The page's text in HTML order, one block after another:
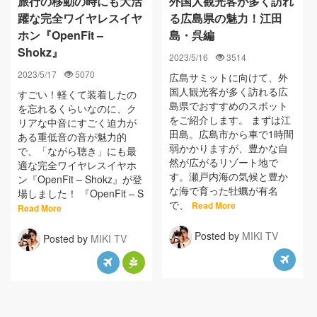
躍な完全ワイヤレスイヤ
ホン『OpenFit –
Shokz』
2023/5/17 5070
すごい！軽くて装着したの
を忘れるくらいなのに、ク
リアな中音にすごく迫力が
ある重低音の音が魅力的
で、「ながら聴き」にも最
適な完全ワイヤレスイヤホ
ン『OpenFit – Shokz』が登
場しました！ 『OpenFit – S
Read More
Posted by MIKI TV
る広島県の魅力！江田
島・呉編
2023/5/16 3514
広島サミットに向けて、外
国人観光客が多く訪れる広
島県でおすすめのスポット
をご紹介します。 まずは江
田島。広島市から車で1時間
弱かかりますが、豊かな自
然が広がるリゾート地で
す。瀬戸内海の気候と豊か
な海で育った牡蠣が有名
で、
Read More
Posted by MIKI TV